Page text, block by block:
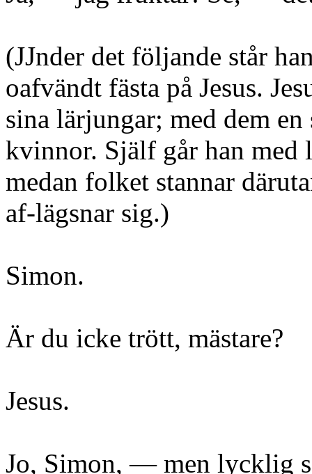
(JJnder det följande står
oafvändt fästa på Jesus.
sina lärjungar; med dem
kvinnor. Själf går han med
medan folket stannar
af-lägsnar sig.)
Simon.
Är du icke trött, mästare?
Jesus.
Jo, Simon, — men lycklig